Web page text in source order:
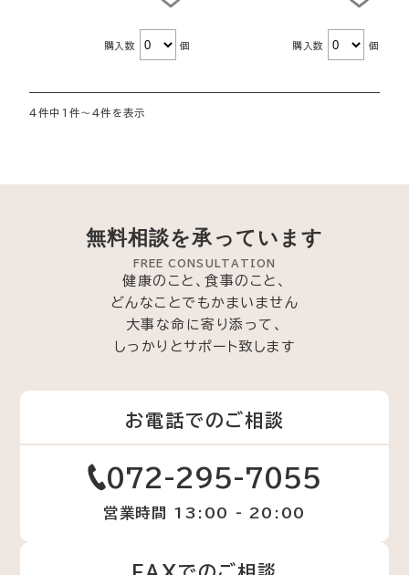
購入数 個 購入数 個
4件中1件～4件を表示
無料相談を承っています
FREE CONSULTATION
健康のこと、食事のこと、
どんなことでもかまいません
大事な命に寄り添って、
しっかりとサポート致します
お電話でのご相談
072-295-7055
営業時間 13:00 - 20:00